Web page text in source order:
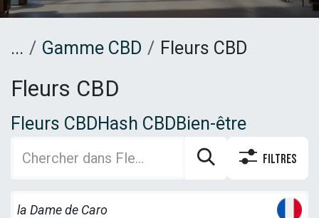
... Gamme CBD Fleurs CBD
Fleurs CBD
Fleurs CBDHash CBDBien-être
Filtres
la Dame de Caro